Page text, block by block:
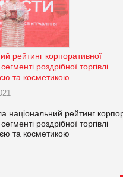
рейтинг корпоративної
роздрібної торгівлі
та косметикою
національний рейтинг
роздрібної торгівлі
та косметикою